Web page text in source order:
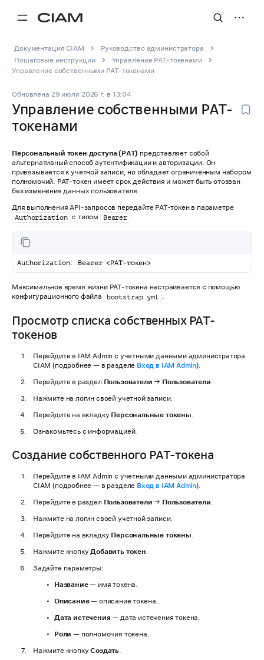
Документация CIAM
Руководство администратора
Пошаговые инструкции
Управление PAT-токенами
Управление собственными PAT-токенами
Обновлена 29 июля 2026 г. в 13:04
Управление собственными PAT-
токенами
Персональный токен доступа (PAT) представляет собой
альтернативный способ аутентификации и авторизации. Он
привязывается к учетной записи, но обладает ограниченным набором
полномочий. PAT-токен имеет срок действия и может быть отозван
без изменения данных пользователя.
Для выполнения API-запросов передайте PAT-токен в параметре
Authorization с типом Bearer :
Authorization: Bearer <PAT-токен>
Максимальное время жизни PAT-токена настраивается с помощью
конфигурационного файла
bootstrap.yml .
Просмотр списка собственных PAT-
токенов
Перейдите в IAM Admin с учетными данными администратора
CIAM (подробнее — в разделе Вход в IAM Admin).
Перейдите в раздел Пользователи → Пользователи
Нажмите на логин своей учетной записи.
Перейдите на вкладку Персональные токены
Ознакомьтесь с информацией.
Создание собственного PAT-токена
Перейдите в IAM Admin с учетными данными администратора
CIAM (подробнее — в разделе Вход в IAM Admin).
Перейдите в раздел Пользователи → Пользователи
Нажмите на логин своей учетной записи.
Перейдите на вкладку Персональные токены
Нажмите кнопку Добавить токен
Задайте параметры:
Название— имя токена.
Описание— описание токена.
Дата истечения — дата истечения токена.
Роли — полномочия токена.
Нажмите кнопкуСоздать